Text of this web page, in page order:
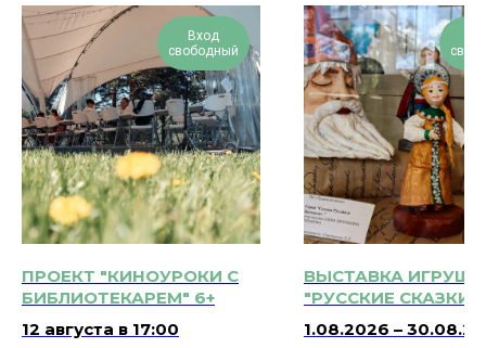
Вход
свободный
ПРОЕКТ "КИНОУРОКИ С
БИБЛИОТЕКАРЕМ" 6+
12 августа в 17:00
ВЫСТАВКА
"РУССКИЕ СКАЗКИ"
МОСКОВСКОЙ
ГОРОДСКОЙ
1.08.2026 –